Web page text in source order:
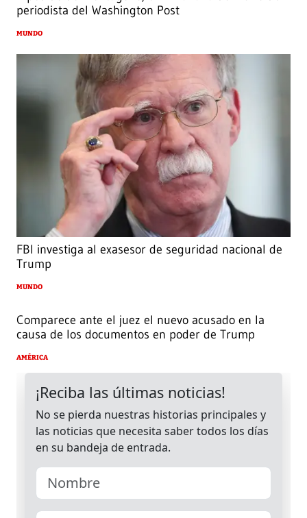
periodista del Washington Post
MUNDO
FBI investiga al exasesor de seguridad nacional de
Trump
MUNDO
Comparece ante el juez el nuevo acusado en la
causa de los documentos en poder de Trump
AMÉRICA